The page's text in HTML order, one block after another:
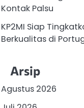
Kontak Palsu
KP2MI Siap
Berkualitas di
Arsip
Agustus 2026